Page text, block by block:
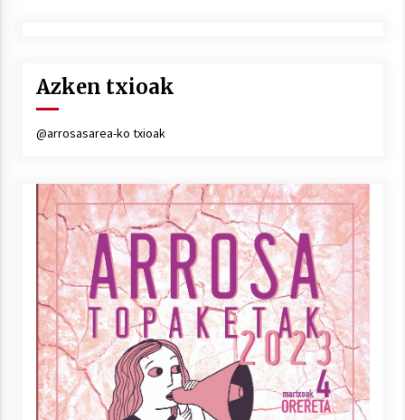
Telebistaren eskutik
Azken txioak
@arrosasarea-ko txioak